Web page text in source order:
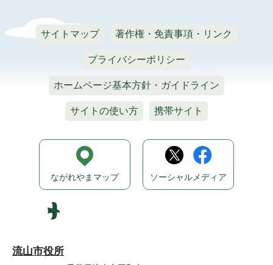
サイトマップ 著作権・免責事項・リンク
プライバシーポリシー
ホームページ基本方針・ガイドライン
サイトの使い方 携帯サイト
流山市役所
ながれやまマップ ソーシャルメディア